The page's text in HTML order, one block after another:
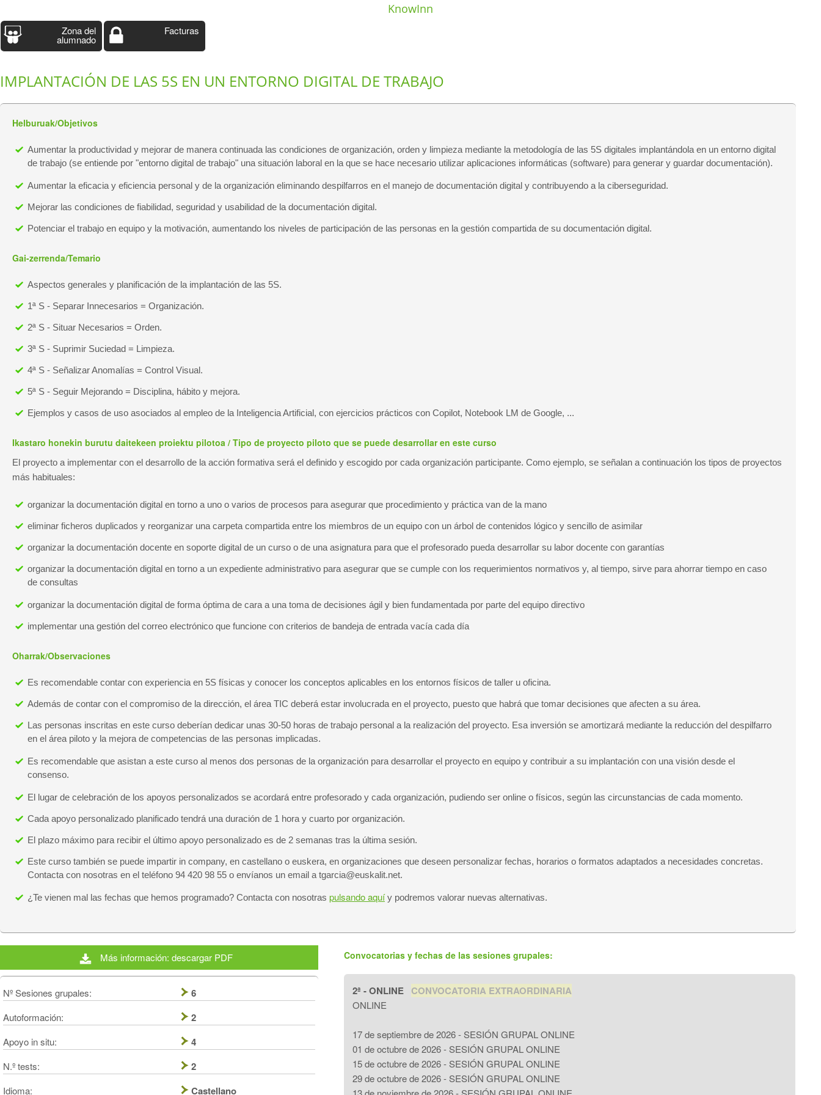
KnowInn
Zona del
alumnado
Facturas
IMPLANTACIÓN DE LAS 5S EN UN ENTORNO DIGITAL DE TRABAJO
Helburuak/Objetivos
Aumentar la productividad y mejorar de manera continuada las condiciones de organización, orden y limpieza mediante la metodología de las 5S digitales implantándola en un entorno digital
de trabajo (se entiende por "entorno digital de trabajo" una situación laboral en la que se hace necesario utilizar aplicaciones informáticas (software) para generar y guardar documentación).
Aumentar la eficacia y eficiencia personal y de la organización eliminando despilfarros en el manejo de documentación digital y contribuyendo a la ciberseguridad.
Mejorar las condiciones de fiabilidad, seguridad y usabilidad de la documentación digital.
Potenciar el trabajo en equipo y la motivación, aumentando los niveles de participación de las personas en la gestión compartida de su documentación digital.
Gai-zerrenda/Temario
Aspectos generales y planificación de la implantación de las 5S.
1ª S - Separar Innecesarios = Organización.
2ª S - Situar Necesarios = Orden.
3ª S - Suprimir Suciedad = Limpieza.
4ª S - Señalizar Anomalías = Control Visual.
5ª S - Seguir Mejorando = Disciplina, hábito y mejora.
Ejemplos y casos de uso asociados al empleo de la Inteligencia Artificial, con ejercicios prácticos con Copilot, Notebook LM de Google, ...
Ikastaro honekin burutu daitekeen proiektu pilotoa / Tipo de proyecto piloto que se puede desarrollar en este curso
El proyecto a implementar con el desarrollo de la acción formativa será el definido y escogido por cada organización participante. Como ejemplo, se señalan a continuación los tipos de proyectos
más habituales:
organizar la documentación digital en torno a uno o varios de procesos para asegurar que procedimiento y práctica van de la mano
eliminar ficheros duplicados y reorganizar una carpeta compartida entre los miembros de un equipo con un árbol de contenidos lógico y sencillo de asimilar
organizar la documentación docente en soporte digital de un curso o de una asignatura para que el profesorado pueda desarrollar su labor docente con garantías
organizar la documentación digital en torno a un expediente administrativo para asegurar que se cumple con los requerimientos normativos y, al tiempo, sirve para ahorrar tiempo en caso
de consultas
organizar la documentación digital de forma óptima de cara a una toma de decisiones ágil y bien fundamentada por parte del equipo directivo
implementar una gestión del correo electrónico que funcione con criterios de bandeja de entrada vacía cada día
Oharrak/Observaciones
Es recomendable contar con experiencia en 5S físicas y conocer los conceptos aplicables en los entornos físicos de taller u oficina.
Además de contar con el compromiso de la dirección, el área TIC deberá estar involucrada en el proyecto, puesto que habrá que tomar decisiones que afecten a su área.
Las personas inscritas en este curso deberían dedicar unas 30-50 horas de trabajo personal a la realización del proyecto. Esa inversión se amortizará mediante la reducción del despilfarro
en el área piloto y la mejora de competencias de las personas implicadas.
Es recomendable que asistan a este curso al menos dos personas de la organización para desarrollar el proyecto en equipo y contribuir a su implantación con una visión desde el
consenso.
El lugar de celebración de los apoyos personalizados se acordará entre profesorado y cada organización, pudiendo ser online o físicos, según las circunstancias de cada momento.
Cada apoyo personalizado planificado tendrá una duración de 1 hora y cuarto por organización.
El plazo máximo para recibir el último apoyo personalizado es de 2 semanas tras la última sesión.
Este curso también se puede impartir in company, en castellano o euskera, en organizaciones que deseen personalizar fechas, horarios o formatos adaptados a necesidades concretas.
Contacta con nosotras en el teléfono 94 420 98 55 o envíanos un email a tgarcia@euskalit.net.
¿Te vienen mal las fechas que hemos programado? Contacta con nosotras pulsando aquíy podremos valorar nuevas alternativas.
Más información: descargar PDF
Nº Sesiones grupales: 6
Autoformación: 2
Apoyo in situ: 4
N.º tests: 2
Idioma: Castellano
Convocatorias y fechas de las sesiones grupales:
2ª - ONLINE CONVOCATORIA EXTRAORDINARIA
ONLINE
17 de septiembre de 2026 - SESIÓN GRUPAL ONLINE
01 de octubre de 2026 - SESIÓN GRUPAL ONLINE
15 de octubre de 2026 - SESIÓN GRUPAL ONLINE
29 de octubre de 2026 - SESIÓN GRUPAL ONLINE